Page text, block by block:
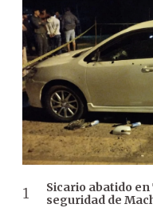
Sicario abatido
seguridad de